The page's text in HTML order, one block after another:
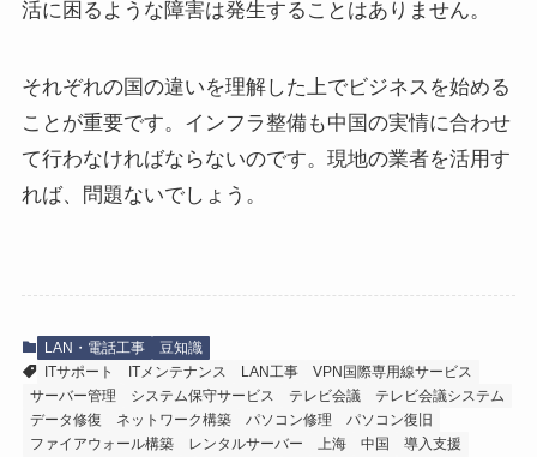
活に困るような障害は発生することはありません。
それぞれの国の違いを理解した上でビジネスを始める
ことが重要です。インフラ整備も中国の実情に合わせ
て行わなければならないのです。現地の業者を活用す
れば、問題ないでしょう。
LAN・電話工事
豆知識
ITサポート
ITメンテナンス LAN工事
VPN国際専用線サービス
サーバー管理
システム保守サービス テレビ会議
テレビ会議システム
データ修復
ネットワーク構築 パソコン修理
パソコン復旧
ファイアウォール構築
レンタルサーバー 上海 中国
導入支援